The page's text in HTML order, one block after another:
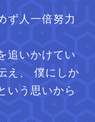
ず人一倍努力
追いかけてい
え、 僕にしか
いう思いから